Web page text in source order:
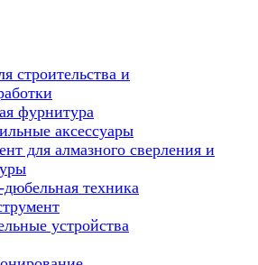
строительства и
фурнитура
аксессуары
для алмазного сверления и
техника
устройства